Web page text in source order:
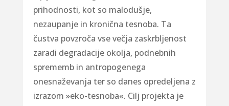
prihodnosti, kot so malodušje,
nezaupanje in kronična tesnoba. Ta
čustva povzroča vse večja zaskrbljenost
zaradi degradacije okolja, podnebnih
sprememb in antropogenega
onesnaževanja ter so danes opredeljena z
izrazom »eko-tesnoba«. Cilj projekta je